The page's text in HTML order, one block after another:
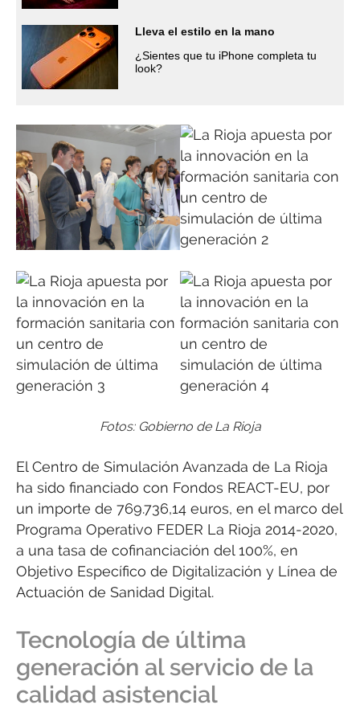
Lleva el estilo en la mano
¿Sientes que tu iPhone completa tu
look?
Fotos: Gobierno de La Rioja
El Centro de Simulación Avanzada de La Rioja
ha sido financiado con Fondos REACT-EU, por
un importe de 769.736,14 euros, en el marco del
Programa Operativo FEDER La Rioja 2014-2020,
a una tasa de cofinanciación del 100%, en
Objetivo Específico de Digitalización y Línea de
Actuación de Sanidad Digital.
Tecnología de última
generación al servicio de la
calidad asistencial